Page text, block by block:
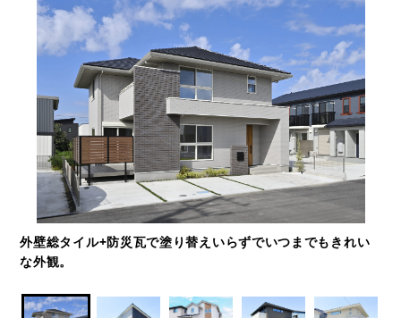
外壁総タイル+防災瓦で塗り替えいらずでいつまでもきれい
な外観。